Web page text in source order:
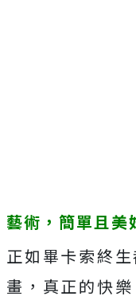
藝術，簡單且美
正如畢卡索終
畫，真正的快